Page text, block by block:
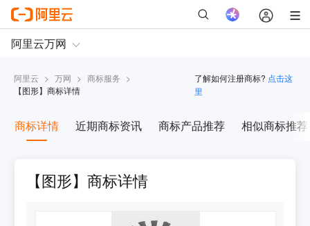
阿里云 > 万网 > 商标服务 >
【图形】商标详情
了解如何注册商标? 点击这
里
商标详情 近期商标资讯 商标产品推荐 相似商标推荐
【图形】商标详情